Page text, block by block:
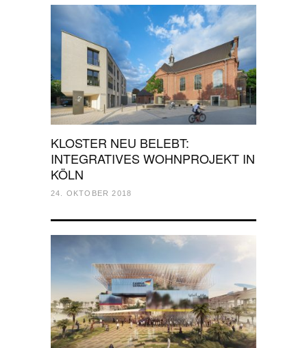
KLOSTER NEU BELEBT:
INTEGRATIVES WOHNPROJEKT IN
KÖLN
24. OKTOBER 2018